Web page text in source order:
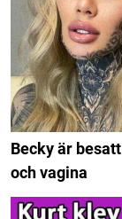
Becky är
och vagina